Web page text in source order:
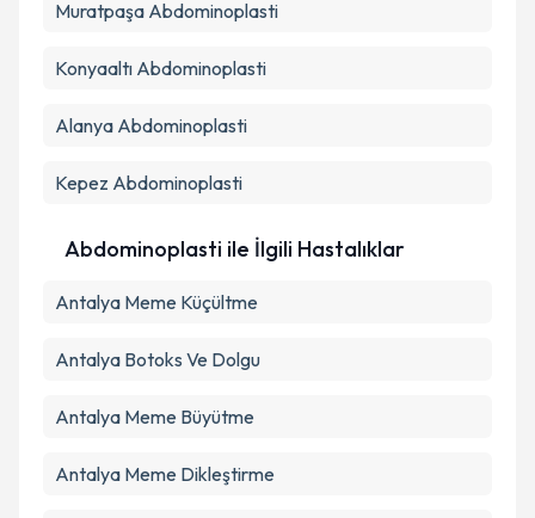
Metni'ni okudum ve kişisel verilerimin belirtilen
Muratpaşa Abdominoplasti
Konyaaltı Abdominoplasti
Alanya Abdominoplasti
Kepez Abdominoplasti
Abdominoplasti ile İlgili Hastalıklar
Antalya Meme Küçültme
Antalya Botoks Ve Dolgu
Antalya Meme Büyütme
Antalya Meme Dikleştirme